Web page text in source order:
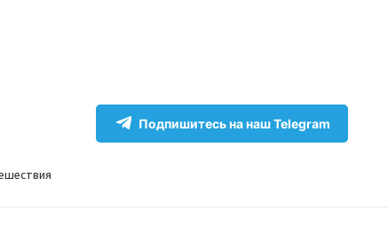
Подпишитесь на наш Telegram